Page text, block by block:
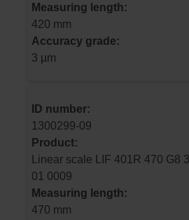
Measuring length:
420 mm
Accuracy grade:
3 µm
ID number:
1300299-09
Product:
Linear scale LIF 401R 470 G8 3.0 ML/2 .. OK
01 0009
Measuring length:
470 mm